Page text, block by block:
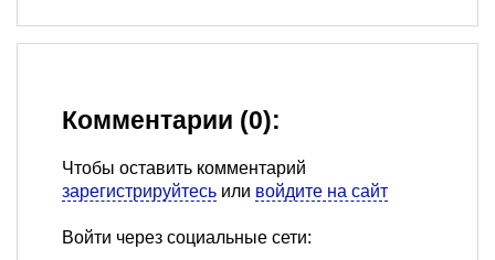
Комментарии (0):
Чтобы оставить комментарий
зарегистрируйтесь или войдите на сайт
Войти через социальные сети: